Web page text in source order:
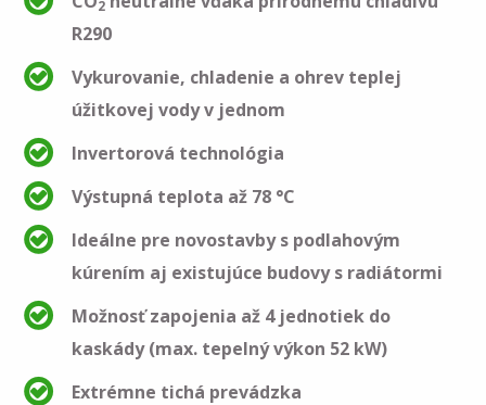
2
R290
Vykurovanie, chladenie a ohrev teplej
úžitkovej vody v jednom
Invertorová technológia
Výstupná teplota až 78 °C
Ideálne pre novostavby s podlahovým
kúrením aj existujúce budovy s radiátormi
Možnosť zapojenia až 4 jednotiek do
kaskády (max. tepelný výkon 52 kW)
Extrémne tichá prevádzka